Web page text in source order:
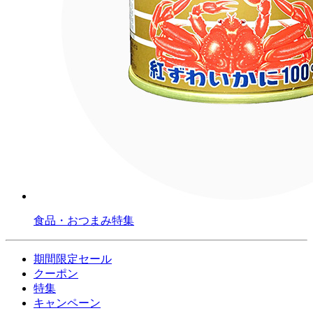
食品・おつまみ特集
期間限定セール
クーポン
特集
キャンペーン